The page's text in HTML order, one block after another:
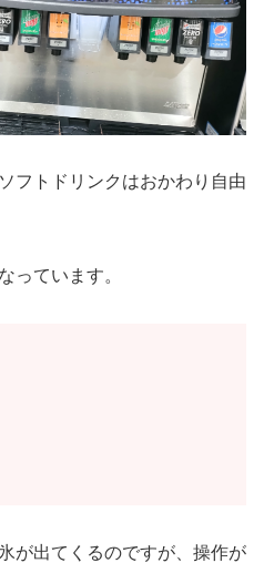
フトドリンクはおかわり自由
っています。
が出てくるのですが、操作が